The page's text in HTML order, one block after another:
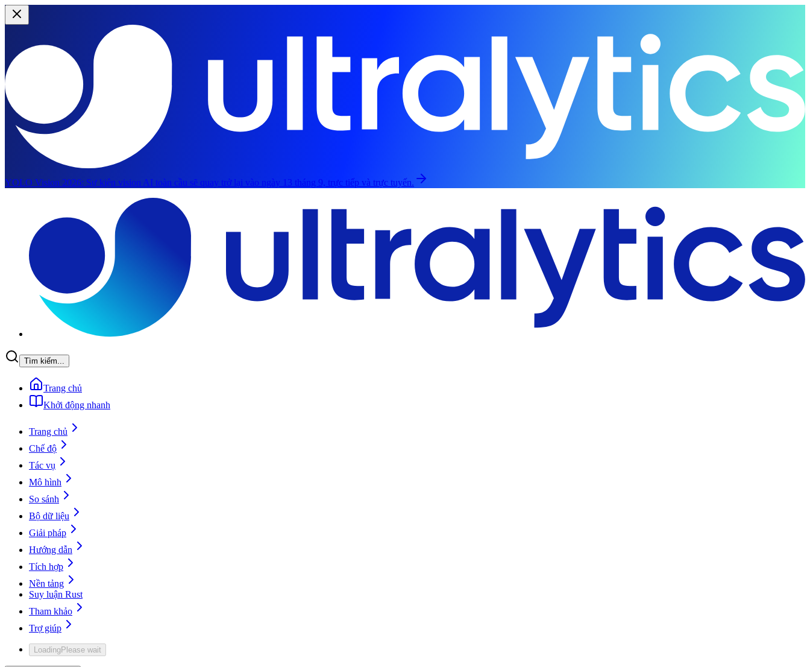
YOLO Vision 2026: Sự kiện vision AI toàn cầu sẽ quay trở lại vào ngày 13 tháng 9, trực tiếp và trực tuyến.
Tìm kiếm...
Trang chủ
Khởi động nhanh
Trang chủ
Chế độ
Tác vụ
Mô hình
So sánh
Bộ dữ liệu
Giải pháp
Hướng dẫn
Tích hợp
Nền tảng
Suy luận Rust
Tham khảo
Trợ giúp
LoadingPlease wait